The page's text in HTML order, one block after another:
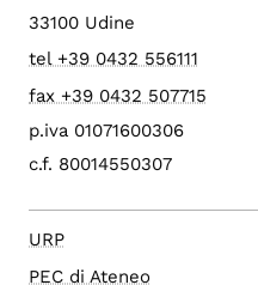
33100 Udine
tel +39 0432 556111
fax +39 0432 507715
p.iva 01071600306
c.f. 80014550307
URP
PEC di Ateneo